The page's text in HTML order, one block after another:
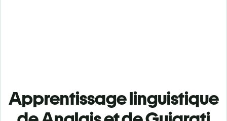
Apprentissage linguistique